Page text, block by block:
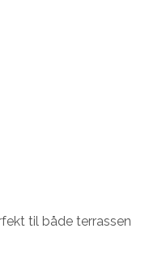
til både terrassen